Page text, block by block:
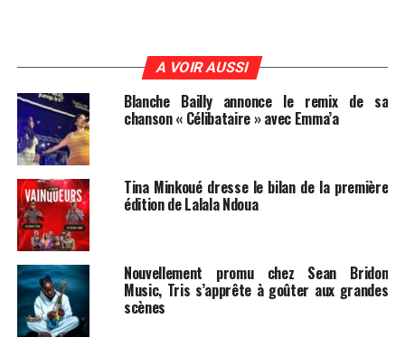
A VOIR AUSSI
Blanche Bailly annonce le remix de sa
chanson « Célibataire » avec Emma’a
Tina Minkoué dresse le bilan de la première
édition de Lalala Ndoua
Nouvellement promu chez Sean Bridon
Music, Tris s’apprête à goûter aux grandes
scènes